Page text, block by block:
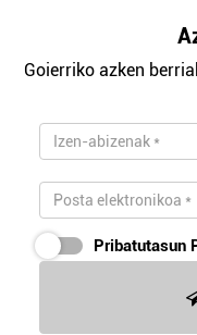
Goierriko azken
Pribatutasun